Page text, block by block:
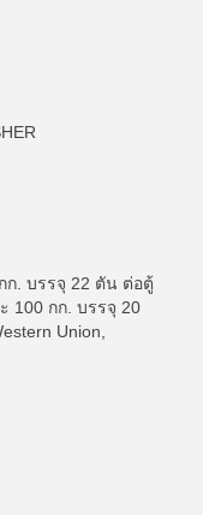
ก. บรรจุ 22 ตัน ต่อตู้
100 กก. บรรจุ 20
Union,